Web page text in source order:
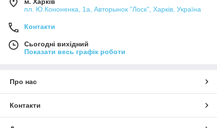
м. Харків
пл. Ю.Кононенка, 1а, Авторынок "Лоск", Харків, Україна
Контакти
Сьогодні вихідний
Показати весь графік роботи
Про нас
Контакти